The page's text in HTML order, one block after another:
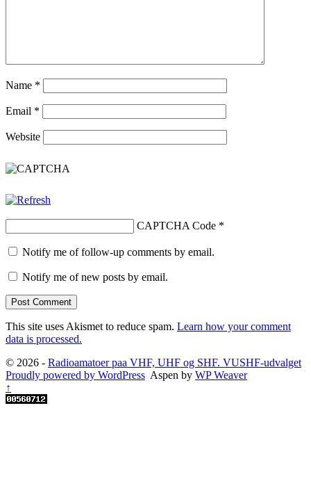
Name *
Email *
Website
CAPTCHA Code *
Notify me of follow-up comments by email.
Notify me of new posts by email.
This site uses Akismet to reduce spam. Learn how your comment
data is processed.
© 2026 - Radioamatoer paa VHF, UHF og SHF. VUSHF-udvalget
Proudly powered by WordPress Aspen by WP Weaver
↑